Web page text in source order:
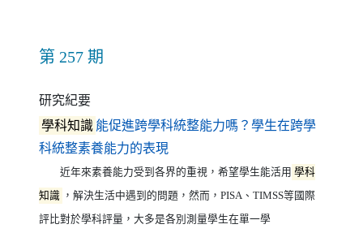
第 257 期
研究紀要
學科知識 能促進跨學科統整能力嗎？學生在跨學
科統整素養能力的表現
近年來素養能力受到各界的重視，希望學生能活用 學科
知識 ，解決生活中遇到的問題，然而，PISA、TIMSS等國際
評比對於學科評量，大多是各別測量學生在單一學